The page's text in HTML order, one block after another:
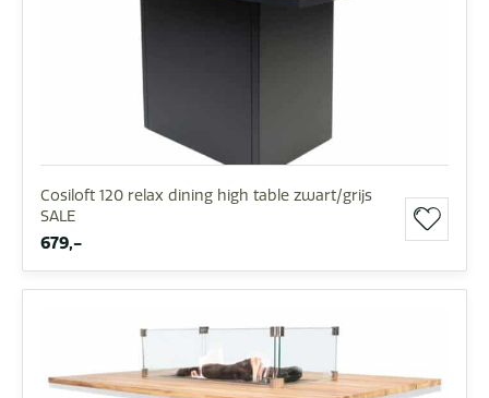
Cosiloft 120 relax dining high table zwart/grijs
SALE
679,-